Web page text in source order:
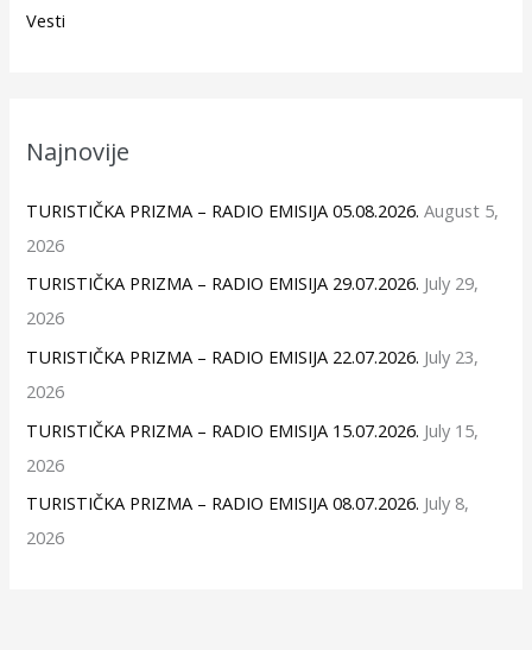
Vesti
Najnovije
TURISTIČKA PRIZMA – RADIO EMISIJA 05.08.2026. August 5,
2026
TURISTIČKA PRIZMA – RADIO EMISIJA 29.07.2026. July 29,
2026
TURISTIČKA PRIZMA – RADIO EMISIJA 22.07.2026. July 23,
2026
TURISTIČKA PRIZMA – RADIO EMISIJA 15.07.2026. July 15,
2026
TURISTIČKA PRIZMA – RADIO EMISIJA 08.07.2026. July 8,
2026